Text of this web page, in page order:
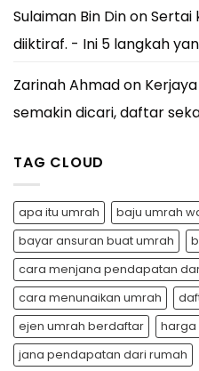
Sulaiman Bin DinonSertai
diiktiraf. - Ini 5 langkah
Zarinah Ahmadon
semakin dicari, daftar
TAG CLOUD
apa itu umrah
baju umrah
bayar ansuran buat umrah
cara menjana pendapatan
cara menunaikan umrah
ejen umrah berdaftar
harga
jana pendapatan dari rumah